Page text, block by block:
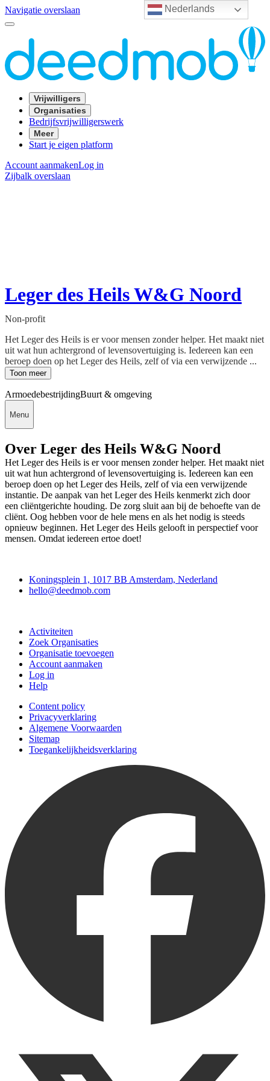
Nederlands
Navigatie overslaan
Vrijwilligers
Organisaties
Bedrijfsvrijwilligerswerk
Meer
Start je eigen platform
Account aanmakenLog in
Zijbalk overslaan
Leger des Heils W&G Noord
Non-profit
Het Leger des Heils is er voor mensen zonder helper. Het maakt niet
uit wat hun achtergrond of levensovertuiging is. Iedereen kan een
beroep doen op het Leger des Heils, zelf of via een verwijzende ...
Toon meer
ArmoedebestrijdingBuurt & omgeving
Menu
Over Leger des Heils W&G Noord
Het Leger des Heils is er voor mensen zonder helper. Het maakt niet
uit wat hun achtergrond of levensovertuiging is. Iedereen kan een
beroep doen op het Leger des Heils, zelf of via een verwijzende
instantie. De aanpak van het Leger des Heils kenmerkt zich door
een cliëntgerichte houding. De zorg sluit aan bij de behoefte van de
cliënt. Oog hebben voor de hele mens en als het nodig is steeds
opnieuw beginnen. Het Leger des Heils gelooft in perspectief voor
mensen. Omdat iedereen ertoe doet!
Koningsplein 1, 1017 BB Amsterdam, Nederland
hello@deedmob.com
Activiteiten
Zoek Organisaties
Organisatie toevoegen
Account aanmaken
Log in
Help
Content policy
Privacyverklaring
Algemene Voorwaarden
Sitemap
Toegankelijkheidsverklaring